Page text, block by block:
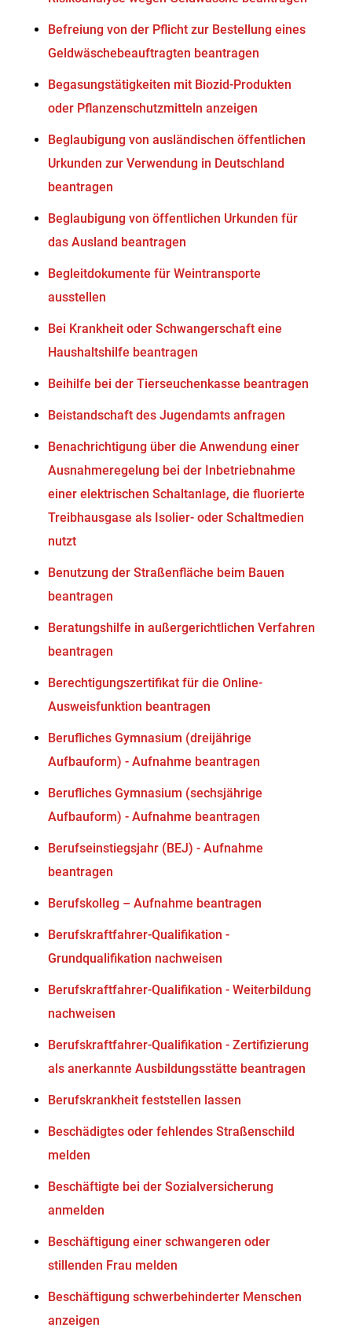
Befreiung von der Pflicht zur Bestellung eines
Geldwäschebeauftragten beantragen
Begasungstätigkeiten mit Biozid-Produkten
oder Pflanzenschutzmitteln anzeigen
Beglaubigung von ausländischen öffentlichen
Urkunden zur Verwendung in Deutschland
beantragen
Beglaubigung von öffentlichen Urkunden für
das Ausland beantragen
Begleitdokumente für Weintransporte
ausstellen
Bei Krankheit oder Schwangerschaft eine
Haushaltshilfe beantragen
Beihilfe bei der Tierseuchenkasse beantragen
Beistandschaft des Jugendamts anfragen
Benachrichtigung über die Anwendung einer
Ausnahmeregelung bei der Inbetriebnahme
einer elektrischen Schaltanlage, die fluorierte
Treibhausgase als Isolier- oder Schaltmedien
nutzt
Benutzung der Straßenfläche beim Bauen
beantragen
Beratungshilfe in außergerichtlichen Verfahren
beantragen
Berechtigungszertifikat für die Online-
Ausweisfunktion beantragen
Berufliches Gymnasium (dreijährige
Aufbauform) - Aufnahme beantragen
Berufliches Gymnasium (sechsjährige
Aufbauform) - Aufnahme beantragen
Berufseinstiegsjahr (BEJ) - Aufnahme
beantragen
Berufskolleg – Aufnahme beantragen
Berufskraftfahrer-Qualifikation -
Grundqualifikation nachweisen
Berufskraftfahrer-Qualifikation - Weiterbildung
nachweisen
Berufskraftfahrer-Qualifikation - Zertifizierung
als anerkannte Ausbildungsstätte beantragen
Berufskrankheit feststellen lassen
Beschädigtes oder fehlendes Straßenschild
melden
Beschäftigte bei der Sozialversicherung
anmelden
Beschäftigung einer schwangeren oder
stillenden Frau melden
Beschäftigung schwerbehinderter Menschen
anzeigen